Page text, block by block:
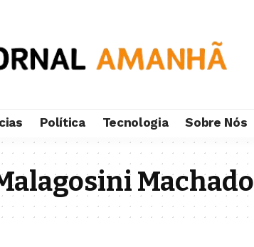
Política Tecnologia Sobre Nós
Machado